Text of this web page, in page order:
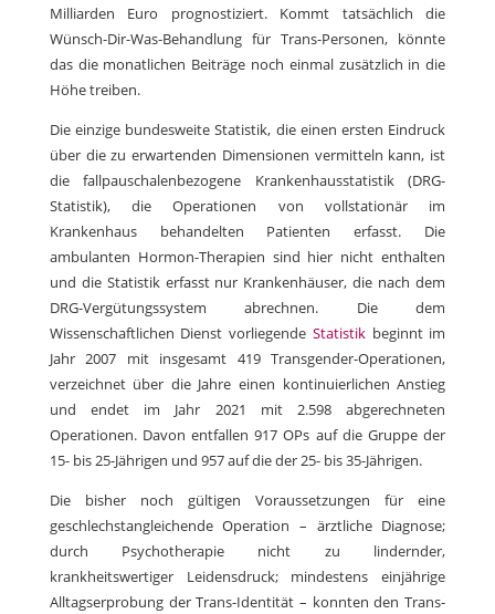
Milliarden Euro prognostiziert. Kommt tatsächlich die
Wünsch-Dir-Was-Behandlung für Trans-Personen, könnte
das die monatlichen Beiträge noch einmal zusätzlich in die
Höhe treiben.
Die einzige bundesweite Statistik, die einen ersten Eindruck
über die zu erwartenden Dimensionen vermitteln kann, ist
die fallpauschalenbezogene Krankenhausstatistik (DRG-
Statistik), die Operationen von vollstationär im
Krankenhaus behandelten Patienten erfasst. Die
ambulanten Hormon-Therapien sind hier nicht enthalten
und die Statistik erfasst nur Krankenhäuser, die nach dem
DRG-Vergütungssystem abrechnen. Die dem
Wissenschaftlichen Dienst vorliegende Statistikbeginnt im
Jahr 2007 mit insgesamt 419 Transgender-Operationen,
verzeichnet über die Jahre einen kontinuierlichen Anstieg
und endet im Jahr 2021 mit 2.598 abgerechneten
Operationen. Davon entfallen 917 OPs auf die Gruppe der
15- bis 25-Jährigen und 957 auf die der 25- bis 35-Jährigen.
Die bisher noch gültigen Voraussetzungen für eine
geschlechstangleichende Operation – ärztliche Diagnose;
durch Psychotherapie nicht zu lindernder,
krankheitswertiger Leidensdruck; mindestens einjährige
Alltagserprobung der Trans-Identität – konnten den Trans-